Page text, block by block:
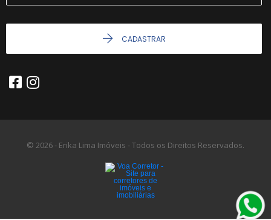
CADASTRAR
© 2026 - Erika Lima Imóveis - Todos os Direitos Reservados.